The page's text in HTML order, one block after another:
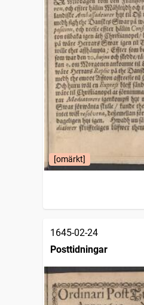
[omärkt]
1645-02-24
Posttidningar